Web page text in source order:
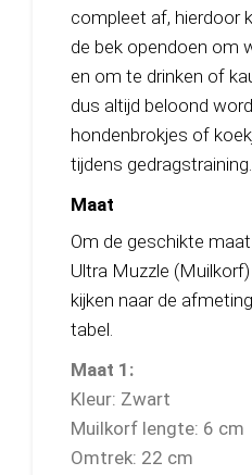
compleet af, hierdoor
de bek opendoen om
en om te drinken of
dus altijd beloond
hondenbrokjes of
tijdens gedragstraining.
Maat
Om de geschikte
Ultra Muzzle
kijken naar de
tabel.
Maat 1:
Kleur: Zwart
Muilkorf lengte: 6 cm
Omtrek: 22 cm